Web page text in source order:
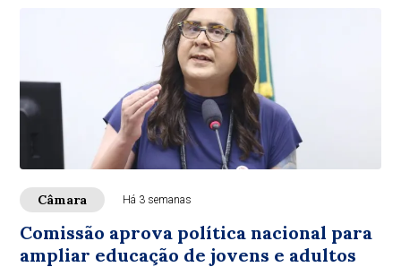
Câmara Há 3 semanas
Comissão aprova política nacional para
ampliar educação de jovens e adultos